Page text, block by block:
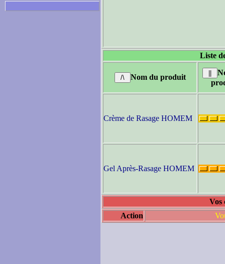
Liste
Nom du produit
Crème de Rasage HOMEM
Gel Après-Rasage HOMEM
Vos
Action